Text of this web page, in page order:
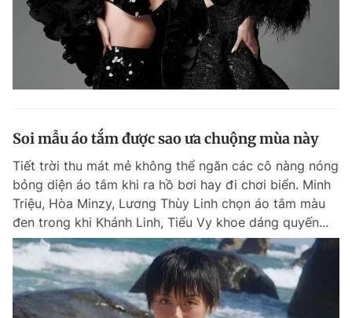
Soi mẫu áo tắm được sao ưa chuộng mùa này
Tiết trời thu mát mẻ không thể ngăn các cô nàng nóng
bỏng diện áo tắm khi ra hồ bơi hay đi chơi biển. Minh
Triệu, Hòa Minzy, Lương Thùy Linh chọn áo tắm màu
đen trong khi Khánh Linh, Tiểu Vy khoe dáng quyến...